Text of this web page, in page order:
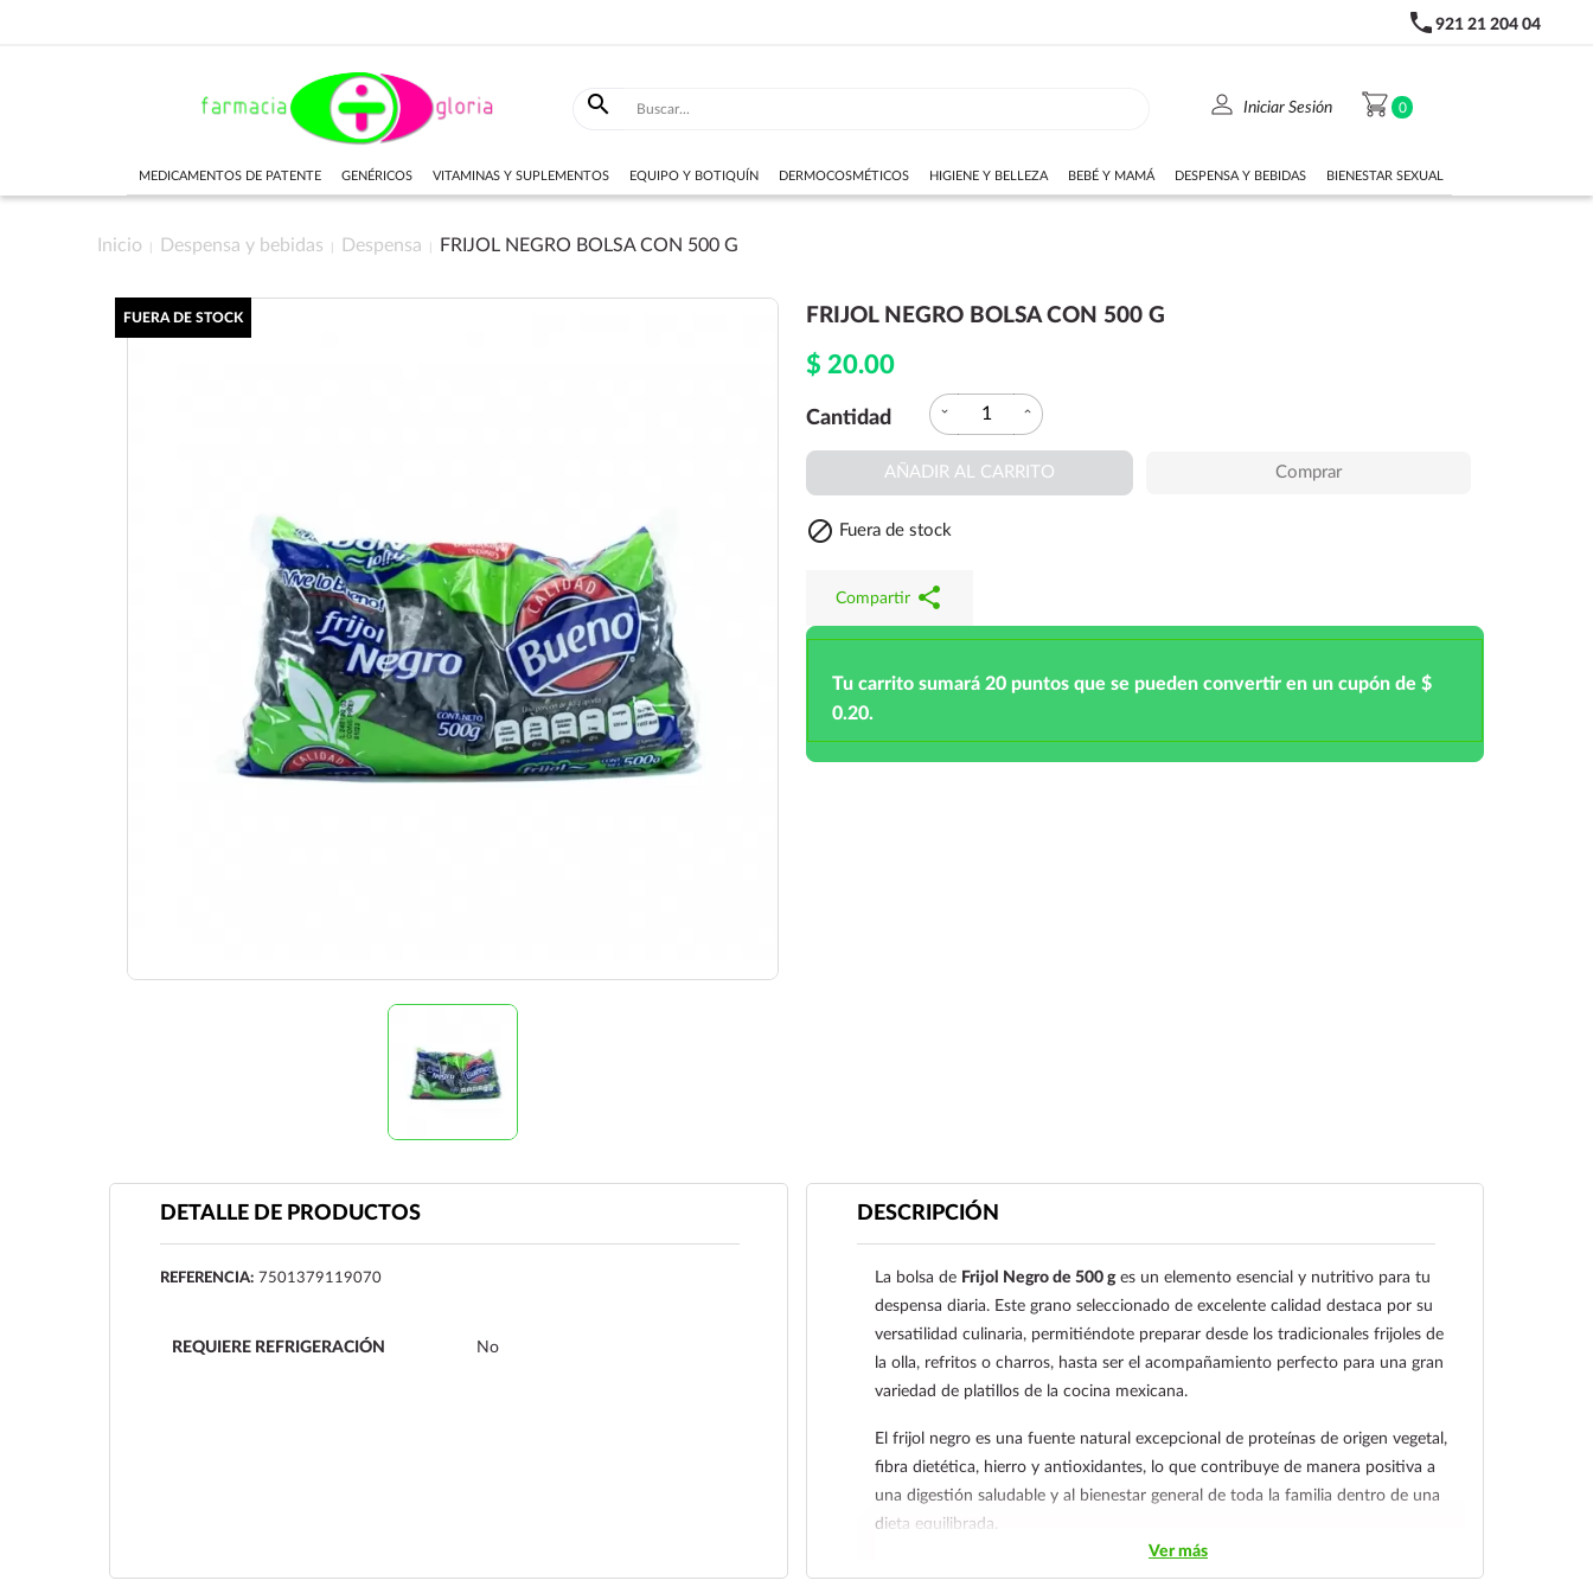
phone 921 21 204 04
 person Iniciar Sesión shopping_cart 0
MEDICAMENTOS DE PATENTE GENÉRICOS VITAMINAS Y SUPLEMENTOS EQUIPO Y BOTIQUÍN DERMOCOSMÉTICOS HIGIENE Y BELLEZA BEBÉ Y MAMÁ DESPENSA Y BEBIDAS BIENESTAR SEXUAL
Inicio Despensa y bebidas Despensa FRIJOL NEGRO BOLSA CON 500 G
FUERA DE STOCK FRIJOL NEGRO BOLSA CON 500 G
$ 20.00
Cantidad expand_more expand_less
AÑADIR AL CARRITO Comprar
 Fuera de stock
Compartir share
Tu carrito sumará 20 puntos que se pueden convertir en un cupón de $
0.20.
DETALLE DE PRODUCTOS
REFERENCIA: 7501379119070
REQUIERE REFRIGERACIÓN No
DESCRIPCIÓN
La bolsa de Frijol Negro de 500 ges un elemento esencial y nutritivo para tu
despensa diaria. Este grano seleccionado de excelente calidad destaca por su
versatilidad culinaria, permitiéndote preparar desde los tradicionales frijoles de
la olla, refritos o charros, hasta ser el acompañamiento perfecto para una gran
variedad de platillos de la cocina mexicana.
El frijol negro es una fuente natural excepcional de proteínas de origen vegetal,
fibra dietética, hierro y antioxidantes, lo que contribuye de manera positiva a
una digestión saludable y al bienestar general de toda la familia dentro de una
dieta equilibrada.
Ver más